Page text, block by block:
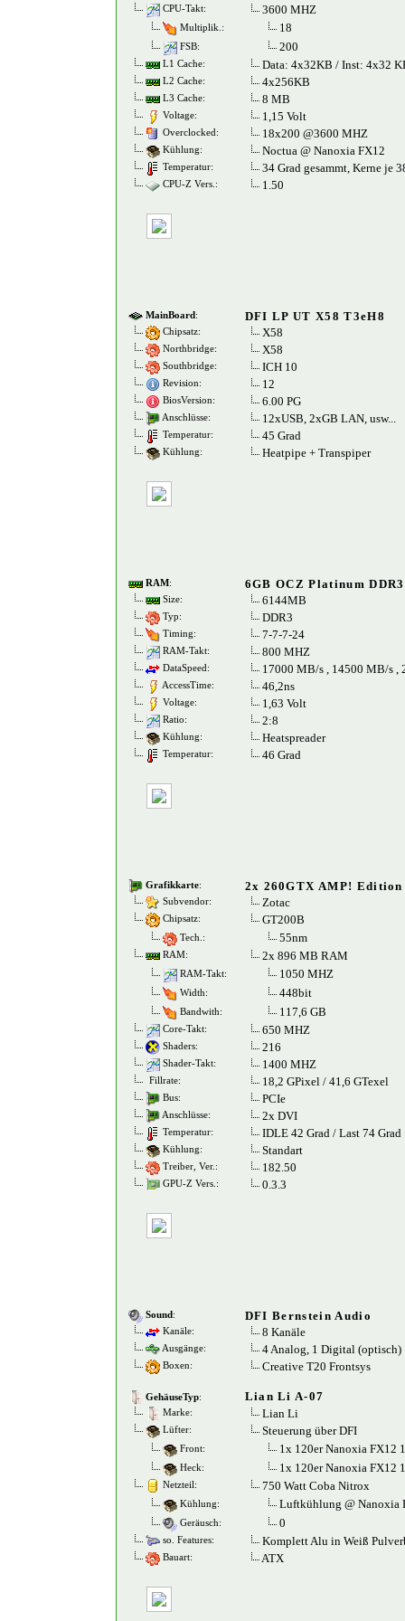
CPU-Takt: 3600 MHZ
Multiplik.: 18
FSB: 200
L1 Cache: Data: 4x32KB / Inst: 4x32
L2 Cache: 4x256KB
L3 Cache: 8 MB
Voltage: 1,15 Volt
Overclocked: 18x200 @3600 MHZ
Kühlung: Noctua @ Nanoxia FX12
Temperatur: 34 Grad gesammt, Kerne je
CPU-Z Vers.: 1.50
MainBoard: DFI LP UT X58 T3eH8
Chipsatz: X58
Northbridge: X58
Southbridge: ICH 10
Revision: 12
BiosVersion: 6.00 PG
Anschlüsse: 12xUSB, 2xGB LAN, usw...
Temperatur: 45 Grad
Kühlung: Heatpipe + Transpiper
RAM: 6GB OCZ Platinum
Size: 6144MB
Typ: DDR3
Timing: 7-7-7-24
RAM-Takt: 800 MHZ
DataSpeed: 17000 MB/s , 14500 MB/s ,
AccessTime: 46,2ns
Voltage: 1,63 Volt
Ratio: 2:8
Kühlung: Heatspreader
Temperatur: 46 Grad
Grafikkarte: 2x 260GTX AMP! Edition
Subvendor: Zotac
Chipsatz: GT200B
Tech.: 55nm
RAM: 2x 896 MB RAM
RAM-Takt: 1050 MHZ
Width: 448bit
Bandwith: 117,6 GB
Core-Takt: 650 MHZ
Shaders: 216
Shader-Takt: 1400 MHZ
Fillrate: 18,2 GPixel / 41,6 GTexel
Bus: PCIe
Anschlüsse: 2x DVI
Temperatur: IDLE 42 Grad / Last 74 Grad
Kühlung: Standart
Treiber, Ver.: 182.50
GPU-Z Vers.: 0.3.3
Sound: DFI Bernstein Audio
Kanäle: 8 Kanäle
Ausgänge: 4 Analog, 1 Digital (optisch)
Boxen: Creative T20 Frontsys
GehäuseTyp: Lian Li A-07
Marke: Lian Li
Lüfter: Steuerung über DFI
Front: 1x 120er Nanoxia FX12
Heck: 1x 120er Nanoxia FX12
Netzteil: 750 Watt Coba Nitrox
Kühlung: Luftkühlung @ Nanoxia
Geräusch: 0
so. Features: Komplett Alu in Weiß
Bauart: ATX